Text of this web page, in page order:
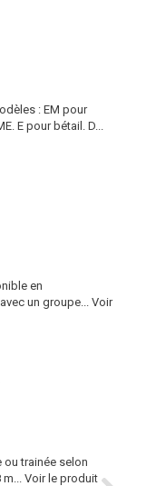
: EM pour
E pour bétail. D...
en
un groupe...
Voir
ou trainée selon
Voir le produit